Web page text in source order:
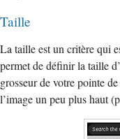
Taille
La taille est un critère qui
permet de définir la taille
grosseur de votre pointe
l’image un peu plus haut